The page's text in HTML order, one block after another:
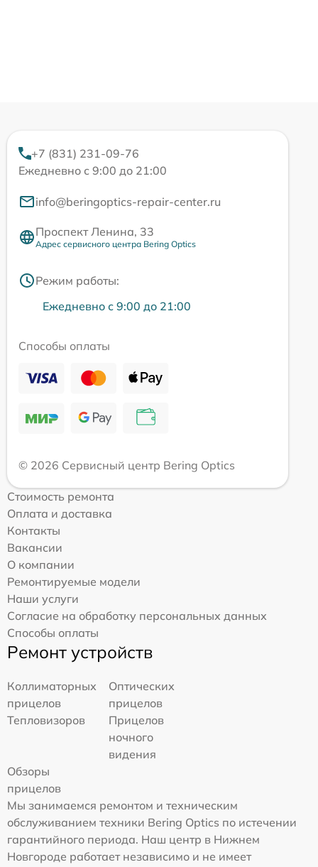
+7 (831) 231-09-76
Ежедневно с 9:00 до 21:00
info@beringoptics-repair-center.ru
Проспект Ленина, 33
Адрес сервисного центра Bering Optics
Режим работы:
Ежедневно с 9:00 до 21:00
Способы оплаты
© 2026 Сервисный центр Bering Optics
Стоимость ремонта
Оплата и доставка
Контакты
Вакансии
О компании
Ремонтируемые модели
Наши услуги
Согласие на обработку персональных данных
Способы оплаты
Ремонт устройств
Коллиматорных
прицелов
Оптических
прицелов
Тепловизоров
Прицелов
ночного
видения
Обзоры
прицелов
Мы занимаемся ремонтом и техническим
обслуживанием техники Bering Optics по истечении
гарантийного периода. Наш центр в Нижнем
Новгороде работает независимо и не имеет